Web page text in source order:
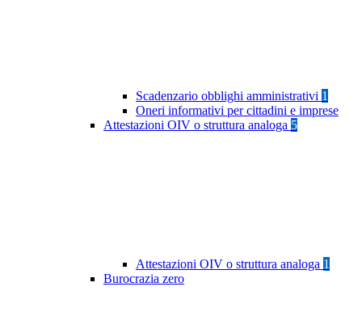
Scadenzario obblighi amministrativi 1
Oneri informativi per cittadini e imprese
Attestazioni OIV o struttura analoga 5
Attestazioni OIV o struttura analoga 1
Burocrazia zero